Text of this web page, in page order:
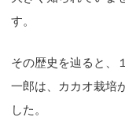
す。
その歴史を辿ると、
一郎は、カカオ栽培
した。